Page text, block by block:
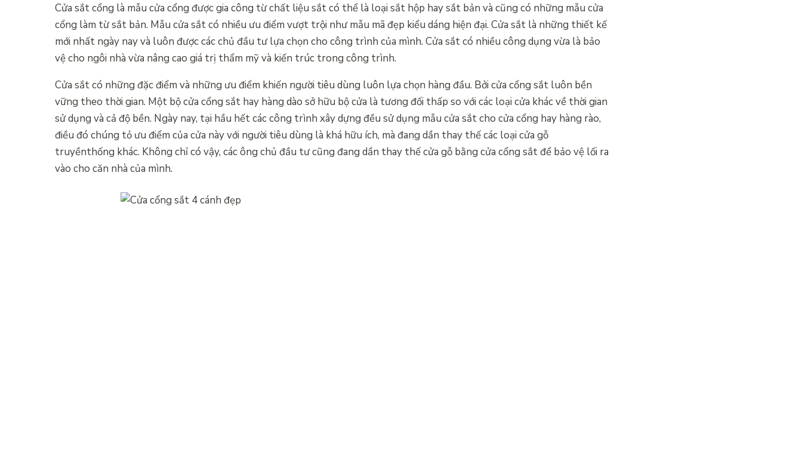
Cửa sắt cổng là mẫu cửa cổng được gia công từ chất liệu sắt có thể là loại sắt hộp hay sắt bản và cũng có những mẫu cửa
cổng làm từ sắt bản. Mẫu cửa sắt có nhiều ưu điểm vượt trội như mẫu mã đẹp kiểu dáng hiện đại. Cửa sắt là những thiết kế
mới nhất ngày nay và luôn được các chủ đầu tư lựa chọn cho công trình của mình. Cửa sắt có nhiều công dụng vừa là bảo
vệ cho ngôi nhà vừa nâng cao giá trị thẩm mỹ và kiến trúc trong công trình.
Cửa sắt có những đặc điểm và những ưu điểm khiến người tiêu dùng luôn lựa chọn hàng đầu. Bởi cửa cổng sắt luôn bền
vững theo thời gian. Một bộ cửa cổng sắt hay hàng dào sở hữu bộ cửa là tương đối thấp so với các loại cửa khác về thời gian
sử dụng và cả độ bền. Ngày nay, tại hầu hết các công trình xây dựng đều sử dụng mẫu cửa sắt cho cửa cổng hay hàng rào,
điều đó chúng tỏ ưu điểm của cửa này với người tiêu dùng là khá hữu ích, mà đang dần thay thế các loại cửa gỗ
truyềnthống khác. Không chỉ có vậy, các ông chủ đầu tư cũng đang dần thay thế cửa gỗ bằng cửa cổng sắt để bảo vệ lối ra
vào cho căn nhà của mình.